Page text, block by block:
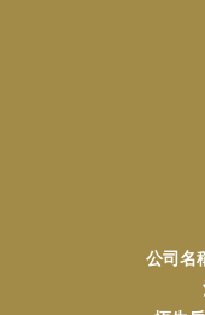
公司